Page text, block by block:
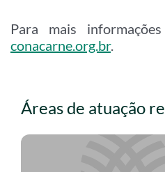
Para mais
conacarne.org.br.
Áreas de atuação